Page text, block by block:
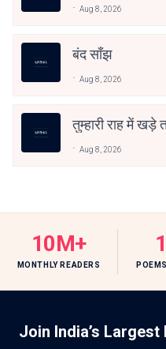
Aug 8, 2026
बंद साँझ
Aug 8, 2026
तुम्हारी राह में खड़े
Aug 8, 2026
10M+
MONTHLY READERS
Join India’s